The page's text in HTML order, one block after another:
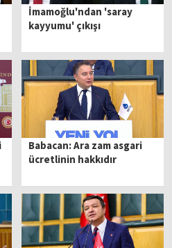
İmamoğlu'ndan 'saray
kayyumu' çıkışı
Babacan: Ara zam asgari
ücretlinin hakkıdır